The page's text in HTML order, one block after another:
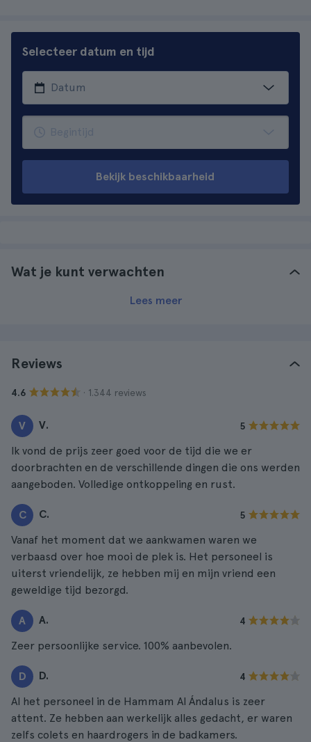
Selecteer datum en tijd
Bekijk beschikbaarheid
Wat je kunt verwachten
Lees meer
Reviews
4.6 · 1.344 reviews
V V. 5
Ik vond de prijs zeer goed voor de tijd die we er
doorbrachten en de verschillende dingen die ons werden
aangeboden. Volledige ontkoppeling en rust.
C C. 5
Vanaf het moment dat we aankwamen waren we
verbaasd over hoe mooi de plek is. Het personeel is
uiterst vriendelijk, ze hebben mij en mijn vriend een
geweldige tijd bezorgd.
A A. 4
Zeer persoonlijke service. 100% aanbevolen.
D D. 4
Al het personeel in de Hammam Al Ándalus is zeer
attent. Ze hebben aan werkelijk alles gedacht, er waren
zelfs colets en haardrogers in de badkamers.